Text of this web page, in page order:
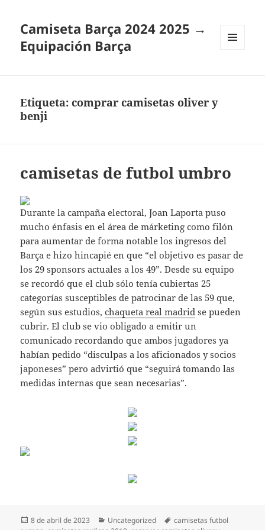
Camiseta Barça 2024 2025 →
Equipación Barça
Etiqueta:comprar camisetas oliver y
benji
camisetas de futbol umbro
Durante la campaña electoral, Joan Laporta puso
mucho énfasis en el área de márketing como filón
para aumentar de forma notable los ingresos del
Barça e hizo hincapié en que “el objetivo es pasar de
los 29 sponsors actuales a los 49”. Desde su equipo
se recordó que el club sólo tenía cubiertas 25
categorías susceptibles de patrocinar de las 59 que,
según sus estudios,chaqueta real madrid se pueden
cubrir. El club se vio obligado a emitir un
comunicado recordando que ambos jugadores ya
habían pedido “disculpas a los aficionados y socios
japoneses” pero advirtió que “seguirá tomando las
medidas internas que sean necesarias”.
Publicado
8 de abril de 2023 Categorías
Uncategorized Etiquetas
camisetas futbol